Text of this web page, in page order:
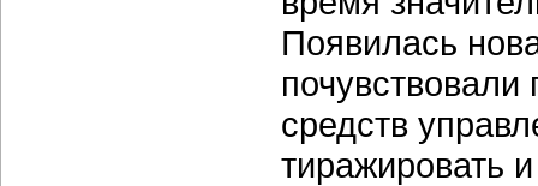
Появилась
средств
тиражировать